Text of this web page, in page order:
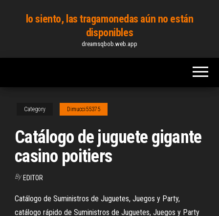
lo siento, las tragamonedas aún no están
disponibles
dreamsqbob.web.app
Category Dimucci55375
Catálogo de juguete gigante
casino poitiers
By EDITOR
Catálogo de Suministros de Juguetes, Juegos y Party,
catálogo rápido de Suministros de Juguetes, Juegos y Party